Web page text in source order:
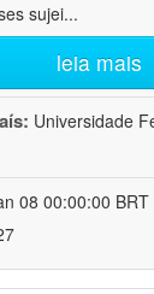
sujei...
leia mais
Universidade
08 00:00:00